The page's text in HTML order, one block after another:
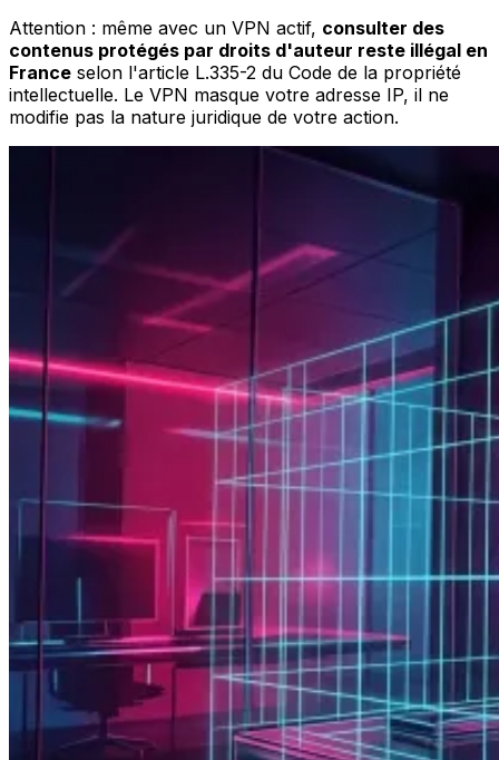
Attention : même avec un VPN actif, consulter des
contenus protégés par droits d'auteur reste illégal en
France selon l'article L.335-2 du Code de la propriété
intellectuelle. Le VPN masque votre adresse IP, il ne
modifie pas la nature juridique de votre action.